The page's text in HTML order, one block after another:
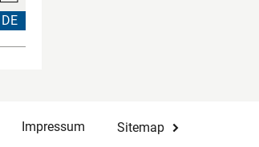
DE
Impressum Sitemap